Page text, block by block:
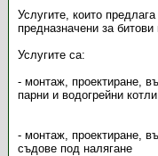
Услугите, които
предназначени за
Услугите са:
- монтаж, проектиране,
парни и водогрейни котли
- монтаж, проектиране,
съдове под налягане